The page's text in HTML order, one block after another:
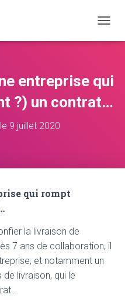
É
E
L
entreprise qui
?) un contrat…
9 juillet 2020
qui rompt
la livraison de
7 ans de collaboration, il
et notamment un
livraison, qui le